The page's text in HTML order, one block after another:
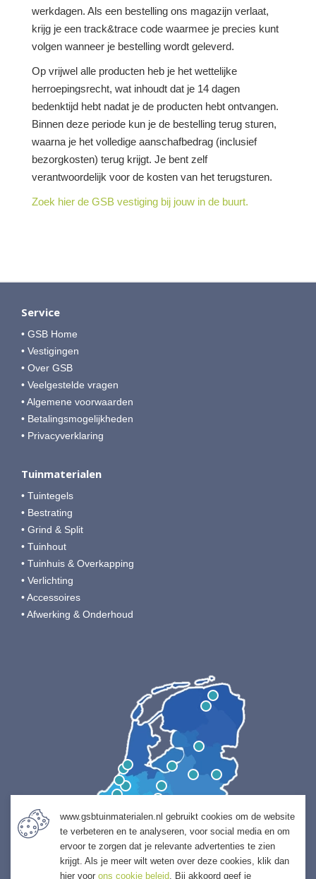
werkdagen. Als een bestelling ons magazijn verlaat,
krijg je een track&trace code waarmee je precies kunt
volgen wanneer je bestelling wordt geleverd.
Op vrijwel alle producten heb je het wettelijke
herroepingsrecht, wat inhoudt dat je 14 dagen
bedenktijd hebt nadat je de producten hebt ontvangen.
Binnen deze periode kun je de bestelling terug sturen,
waarna je het volledige aanschafbedrag (inclusief
bezorgkosten) terug krijgt. Je bent zelf
verantwoordelijk voor de kosten van het terugsturen.
Zoek hier de GSB vestiging bij jouw in de buurt.
Service
• GSB Home
• Vestigingen
• Over GSB
• Veelgestelde vragen
• Algemene voorwaarden
• Betalingsmogelijkheden
• Privacyverklaring
Tuinmaterialen
• Tuintegels
• Bestrating
• Grind & Split
• Tuinhout
• Tuinhuis & Overkapping
• Verlichting
• Accessoires
• Afwerking & Onderhoud
www.gsbtuinmaterialen.nl gebruikt cookies om de website
te verbeteren en te analyseren, voor social media en om
ervoor te zorgen dat je relevante advertenties te zien
krijgt. Als je meer wilt weten over deze cookies, klik dan
hier voor ons cookie beleid. Bij akkoord geef je